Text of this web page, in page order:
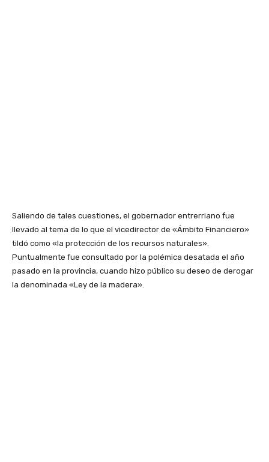
Saliendo de tales cuestiones, el gobernador entrerriano fue
llevado al tema de lo que el vicedirector de «Ámbito Financiero»
tildó como «la protección de los recursos naturales».
Puntualmente fue consultado por la polémica desatada el año
pasado en la provincia, cuando hizo público su deseo de derogar
la denominada «Ley de la madera».